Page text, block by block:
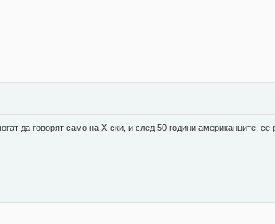
да говорят само на Х-ски, и след 50 години американците,